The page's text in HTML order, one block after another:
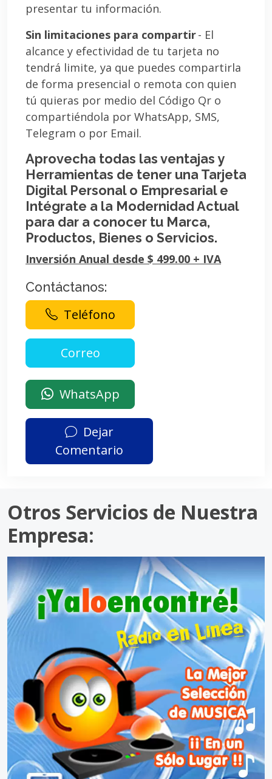
presentar tu información.
Sin limitaciones para compartir- El
alcance y efectividad de tu tarjeta no
tendrá limite, ya que puedes compartirla
de forma presencial o remota con quien
tú quieras por medio del Código Qr o
compartiéndola por WhatsApp, SMS,
Telegram o por Email.
Aprovecha todas las ventajas y
Herramientas de tener una Tarjeta
Digital Personal o Empresarial e
Intégrate a la Modernidad Actual
para dar a conocer tu Marca,
Productos, Bienes o Servicios.
Inversión Anual desde $ 499.00 + IVA
Contáctanos:
Teléfono
WhatsApp
Dejar
Comentario
Otros Servicios de Nuestra
Empresa: